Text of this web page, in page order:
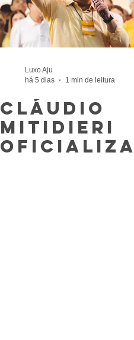
Luxo Aju
há 5 dias
1 min de leitura
Cláudio
Mitidieri